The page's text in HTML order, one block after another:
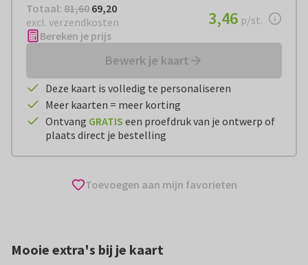
Totaal: € 69,20
Totaal: 81,60 69,20
excl. verzendkosten
€ 3,46per stuk
3,46 p/st.
Bereken je prijs
Bewerk je kaart
Deze kaart is volledig te personaliseren
Meer kaarten = meer korting
Ontvang GRATIS een proefdruk van je ontwerp of
plaats direct je bestelling
Toevoegen aan mijn favorieten
Mooie extra's bij je kaart